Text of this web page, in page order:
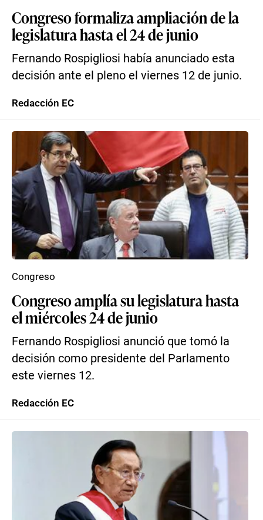
Congreso formaliza ampliación de la
legislatura hasta el 24 de junio
Fernando Rospigliosi había anunciado esta
decisión ante el pleno el viernes 12 de junio.
Redacción EC
Congreso amplía su legislatura hasta
el miércoles 24 de junio
Fernando Rospigliosi anunció que tomó la
decisión como presidente del Parlamento
este viernes 12.
Congreso
Redacción EC